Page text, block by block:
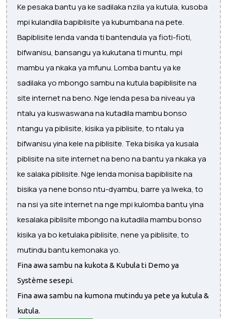
Ke pesaka bantu ya ke sadilaka nzila ya kutula, kusoba
mpi kulandila bapiblisite ya kubumbana na pete.
Bapiblisite lenda vanda ti bantendula ya fioti-fioti,
bifwanisu, bansangu ya kukutana ti muntu, mpi
mambu ya nkaka ya mfunu. Lomba bantu ya ke
sadilaka yo mbongo sambu na kutula bapiblisite na
site internet na beno. Nge lenda pesa ba niveau ya
ntalu ya kuswaswana na kutadila mambu bonso
ntangu ya piblisite, kisika ya piblisite, to ntalu ya
bifwanisu yina kele na piblisite. Teka bisika ya kusala
piblisite na site internet na beno na bantu ya nkaka ya
ke salaka piblisite. Nge lenda monisa bapiblisite na
bisika ya nene bonso ntu-dyambu, barre ya lweka, to
na nsi ya site internet na nge mpi kulomba bantu yina
kesalaka piblisite mbongo na kutadila mambu bonso
kisika ya bo ketulaka piblisite, nene ya piblisite, to
mutindu bantu kemonaka yo.
Fina awa sambu na kukota & Kubula ti Demo ya
Système sesepi.
Fina awa sambu na kumona mutindu ya pete ya kutula &
kutula.